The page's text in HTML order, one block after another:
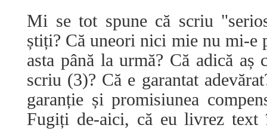
Mi se tot spune că scriu
știți? Că uneori nici mie nu mi-e
asta până la urmă? Că adică aș
scriu (3)? Că e garantat
garanție și promisiunea
Fugiți de-aici, că eu livrez text